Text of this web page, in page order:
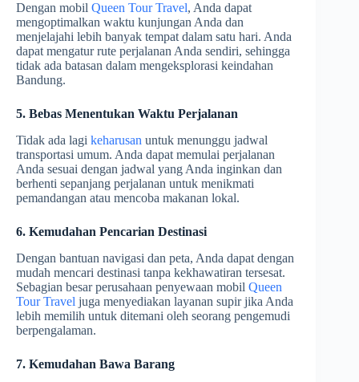
Dengan mobil Queen Tour Travel, Anda dapat
mengoptimalkan waktu kunjungan Anda dan
menjelajahi lebih banyak tempat dalam satu hari. Anda
dapat mengatur rute perjalanan Anda sendiri, sehingga
tidak ada batasan dalam mengeksplorasi keindahan
Bandung.
5. Bebas Menentukan Waktu Perjalanan
Tidak ada lagi keharusan untuk menunggu jadwal
transportasi umum. Anda dapat memulai perjalanan
Anda sesuai dengan jadwal yang Anda inginkan dan
berhenti sepanjang perjalanan untuk menikmati
pemandangan atau mencoba makanan lokal.
6. Kemudahan Pencarian Destinasi
Dengan bantuan navigasi dan peta, Anda dapat dengan
mudah mencari destinasi tanpa kekhawatiran tersesat.
Sebagian besar perusahaan penyewaan mobil Queen
Tour Travel juga menyediakan layanan supir jika Anda
lebih memilih untuk ditemani oleh seorang pengemudi
berpengalaman.
7. Kemudahan Bawa Barang